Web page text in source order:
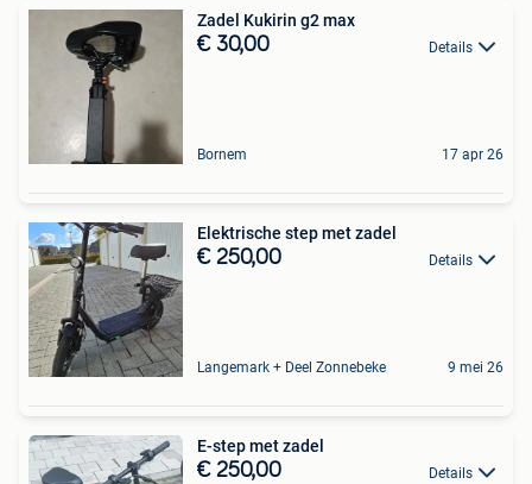
Zadel Kukirin g2 max
€ 30,00 Details
Bornem 17 apr 26
Elektrische step met zadel
€ 250,00 Details
Langemark + Deel Zonnebeke 9 mei 26
E-step met zadel
€ 250,00 Details